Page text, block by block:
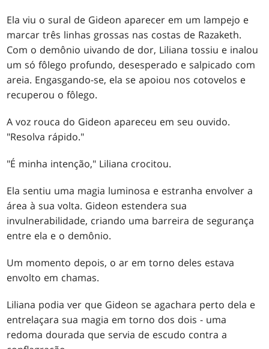
Ela viu o sural de Gideon aparecer em um lampejo e
marcar três linhas grossas nas costas de Razaketh.
Com o demônio uivando de dor, Liliana tossiu e inalou
um só fôlego profundo, desesperado e salpicado com
areia. Engasgando-se, ela se apoiou nos cotovelos e
recuperou o fôlego.
A voz rouca do Gideon apareceu em seu ouvido.
"Resolva rápido."
"É minha intenção," Liliana crocitou.
Ela sentiu uma magia luminosa e estranha envolver a
área à sua volta. Gideon estendera sua
invulnerabilidade, criando uma barreira de segurança
entre ela e o demônio.
Um momento depois, o ar em torno deles estava
envolto em chamas.
Liliana podia ver que Gideon se agachara perto dela e
entrelaçara sua magia em torno dos dois - uma
redoma dourada que servia de escudo contra a